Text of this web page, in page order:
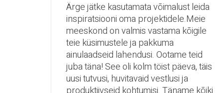
Ärge jätke kasutamata võimalust leida
inspiratsiooni oma projektidele.Meie
meeskond on valmis vastama kõigile
teie küsimustele ja pakkuma
ainulaadseid lahendusi. Ootame teid
juba täna! See oli kolm töist päeva, täis
uusi tutvusi, huvitavaid vestlusi ja